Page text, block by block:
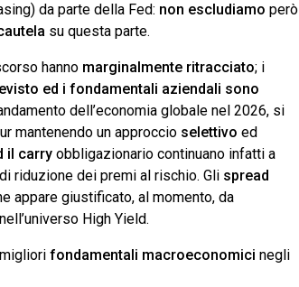
da parte della Fed: non escludiamo però
su questa parte.
hanno marginalmente ritracciato; i
ed i fondamentali aziendali sono
dell’economia globale nel 2026, si
mantenendo un approccio selettivo ed
il carry obbligazionario continuano infatti a
di riduzione dei premi al rischio. Gli spread
appare giustificato, al momento, da
High Yield.
fondamentali macroeconomici negli